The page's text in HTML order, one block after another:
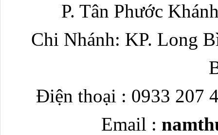
P. Tân Phước
Chi Nhánh: KP. Long
Điện thoại : 0933 207
Email :